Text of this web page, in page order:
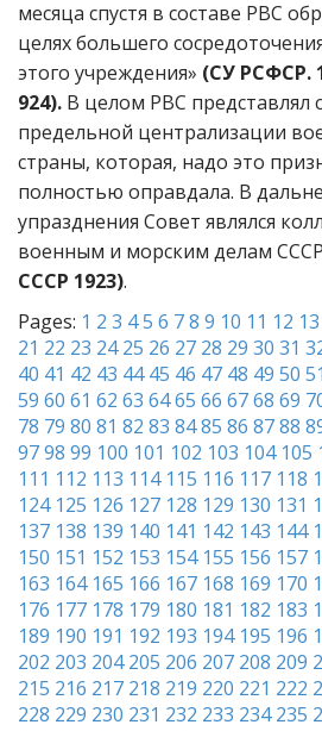
месяца спустя в составе РВС
целях большего
этого учреждения» (СУ РСФСР.
924). В целом РВС представлял
предельной централизации
страны, которая, надо это
полностью оправдала. В
упразднения Совет являлся
военным и морским делам СССР
СССР 1923).
Pages: 1 2 3 45 6 78 9 10 11 12 13
21 22 23 24 25 26 27 28 29 30 31
40 41 42 43 44 45 46 47 48 49 50 51
59 60 61 62 63 6465 66 6768 69
78 79 80 81 82 83 8485 86 8788
9798 99 100 101 102 103 104 105
111 112 113 114 115 116 117 118
124 125 126 127 128 129 130 131
137 138 139 140 141 142 143 144
150 151 152 153 154 155 156 157
163 164 165 166 167 168 169 170
176 177 178 179 180 181 182 183
189 190 191 192 193 194 195 196
202 203 204 205 206 207 208 209
215 216 217 218 219 220 221 222
228 229 230 231 232 233 234 235